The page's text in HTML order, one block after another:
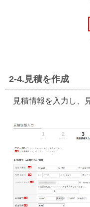
2-4.見積を作成
見積情報を入力し、